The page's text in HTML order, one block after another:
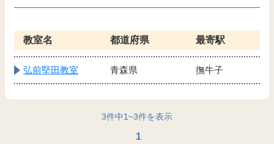
教室名 都道府県 最寄駅
弘前堅田教室 青森県 撫牛子
3件中1~3件を表示
1